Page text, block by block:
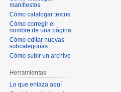
manifiestos
Cómo catalogar textos
Cómo corregir el
nombre de una página
Cómo editar nuevas
subcategorías
Cómo subir un archivo
Herramientas
Lo que enlaza aquí